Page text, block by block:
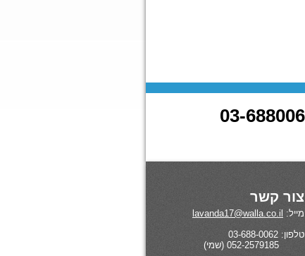
צור קשר
מייל: lavanda17@walla.co.il
טלפון: 03-688-0062